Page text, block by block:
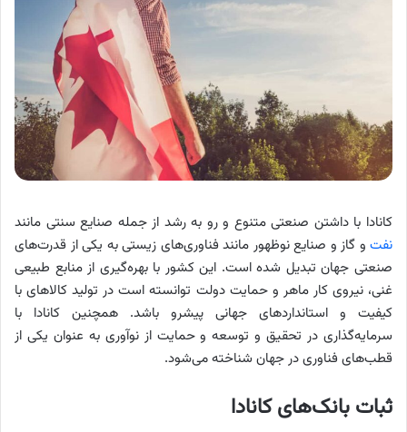
کانادا با داشتن صنعتی متنوع و رو به رشد از جمله صنایع سنتی مانند
نفت و گاز و صنایع نوظهور مانند فناوری‌های زیستی به یکی از قدرت‌های
صنعتی جهان تبدیل شده است. این کشور با بهره‌گیری از منابع طبیعی
غنی، نیروی کار ماهر و حمایت دولت توانسته است در تولید کالاهای با
کیفیت و استانداردهای جهانی پیشرو باشد. همچنین کانادا با
سرمایه‌گذاری در تحقیق و توسعه و حمایت از نوآوری به عنوان یکی از
قطب‌های فناوری در جهان شناخته می‌شود.
ثبات بانک‌های کانادا